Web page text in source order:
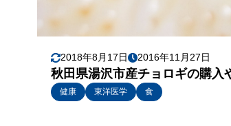
2018年8月17日 2016年11月27日
秋田県湯沢市産チョロギの購入
健康 東洋医学
食